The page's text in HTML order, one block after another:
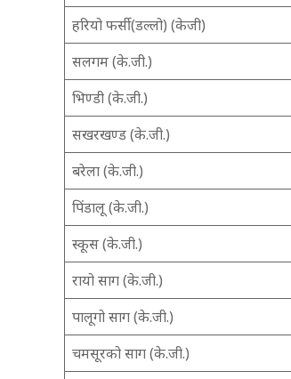
हरियो फर्सी(डल्लो) (केजी)
सलगम (के.जी.)
भिण्डी (के.जी.)
सखरखण्ड (के.जी.)
बरेला (के.जी.)
पिंडालू (के.जी.)
स्कूस (के.जी.)
रायो साग (के.जी.)
पालूगो साग (के.जी.)
चमसूरको साग (के.जी.)